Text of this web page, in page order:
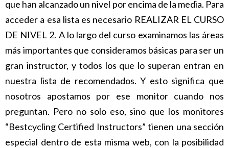
que han alcanzado un nivel por encima de la media. Para
acceder a esa lista es necesario REALIZAR EL CURSO
DE NIVEL 2. A lo largo del curso examinamos las áreas
más importantes que consideramos básicas para ser un
gran instructor, y todos los que lo superan entran en
nuestra lista de recomendados. Y esto significa que
nosotros apostamos por ese monitor cuando nos
preguntan. Pero no solo eso, sino que los monitores
“Bestcycling Certified Instructors” tienen una sección
especial dentro de esta misma web, con la posibilidad